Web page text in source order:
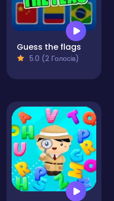
Guess the flags
5.0 (2 Голосів)